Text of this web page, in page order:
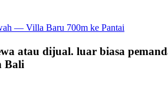
— Villa Baru 700m ke Pantai
atau dijual. luar biasa
Bali